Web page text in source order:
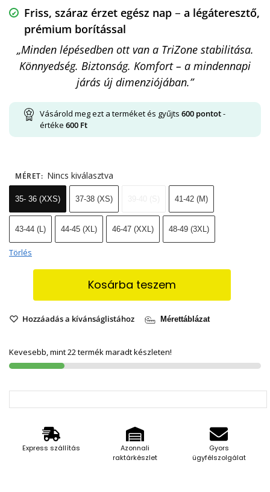
Friss, száraz érzet egész nap – a légáteresztő,
prémium borítással
„Minden lépésedben ott van a TriZone stabilitása.
Könnyedség. Biztonság. Komfort – a mindennapi
járás új dimenziójában.”
Vásárold meg ezt a terméket és gyűjts 600 pontot-
értéke 600 Ft
MÉRET: Nincs kiválasztva
35- 36 (XXS) 37-38 (XS) 41-42 (M)
43-44 (L) 44-45 (XL) 46-47 (XXL) 48-49 (3XL)
Törlés
Kosárba teszem
Hozzáadás a kívánságlistához Mérettáblázat
Kevesebb, mint 22 termék maradt készleten!
Express szállítás
Azonnali
raktárkészlet
Gyors
ügyfélszolgálat